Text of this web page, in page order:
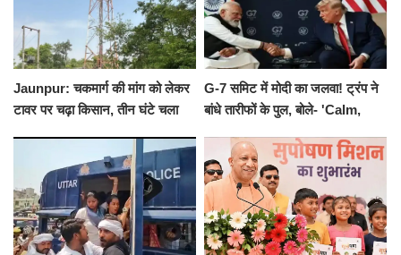
Jaunpur: चकमार्ग की मांग को लेकर
टावर पर चढ़ा किसान, तीन घंटे चला
G-7 समिट में मोदी का जलवा! ट्रंप ने
बांधे तारीफों के पुल, बोले- 'Calm,